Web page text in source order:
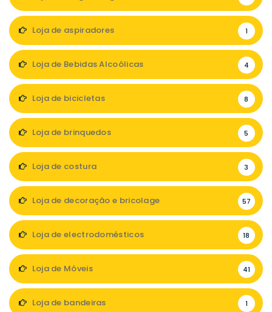
Loja de aspiradores 1
Loja de Bebidas Alcoólicas 4
Loja de bicicletas 8
Loja de brinquedos 5
Loja de costura 3
Loja de decoração e bricolage 57
Loja de electrodomésticos 18
Loja de Móveis 41
Loja de bandeiras 1